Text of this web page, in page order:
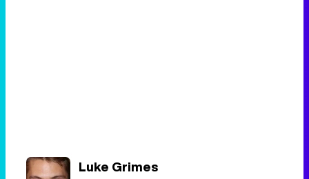
Luke Grimes